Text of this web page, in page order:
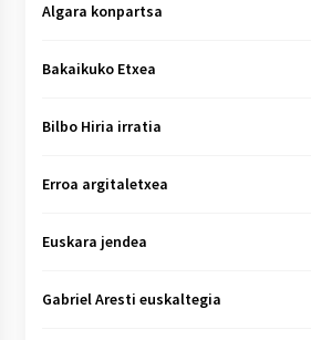
Algara konpartsa
Bakaikuko Etxea
Bilbo Hiria irratia
Erroa argitaletxea
Euskara jendea
Gabriel Aresti euskaltegia